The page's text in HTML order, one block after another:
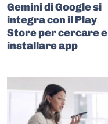
Gemini di Google si
integra con il Play
Store per cercare e
installare app